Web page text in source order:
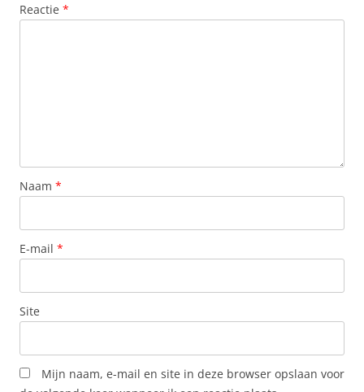
Reactie *
Naam *
E-mail *
Site
Mijn naam, e-mail en site in deze browser opslaan voor